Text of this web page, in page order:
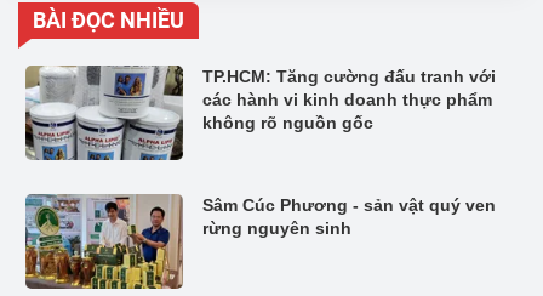
BÀI ĐỌC NHIỀU
TP.HCM: Tăng cường đấu tranh với
các hành vi kinh doanh thực phẩm
không rõ nguồn gốc
Sâm Cúc Phương - sản vật quý ven
rừng nguyên sinh